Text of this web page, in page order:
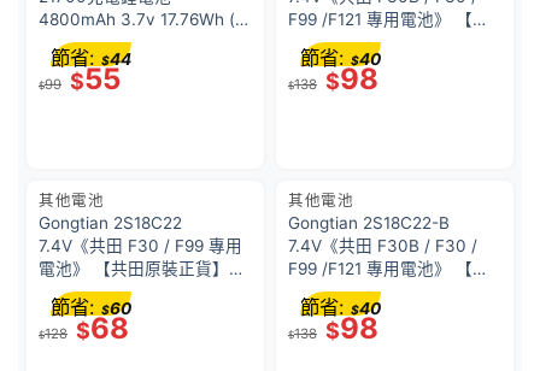
4800mAh 3.7v 17.76Wh (一
粒裝) CCC 認證 <新/舊款隨
機出貨>
$99 $55
節省: $44
F99 /F121 專用電池》 【共
田原裝正貨】黑色
$138 $98
節省: $40
其他電池
Gongtian 2S18C22
7.4V《共田 F30 / F99 專用
電池》 【共田原裝正貨】黑
$128 $68
節省: $60
其他電池
Gongtian 2S18C22-B
7.4V《共田 F30B / F30 /
F99 /F121 專用電池》 【共
田原裝正貨】白色
$138 $98
節省: $40